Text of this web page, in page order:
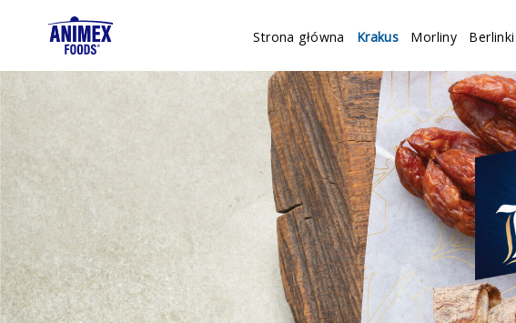
Strona główna Krakus Morliny Berlinki